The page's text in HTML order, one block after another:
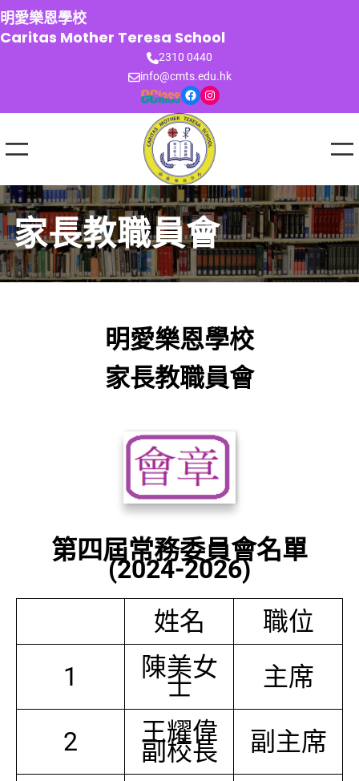
跳
至
主
明愛樂恩學校
Caritas Mother Teresa School
2310 0440
info@cmts.edu.hk
Facebook Instagram
家長教職員會
明愛樂恩學校
家長教職員會
第四屆常務委員會名單
(2024-2026)
姓名
職位
1
陳美女
士 主席
2 王耀偉
副校長 副主席